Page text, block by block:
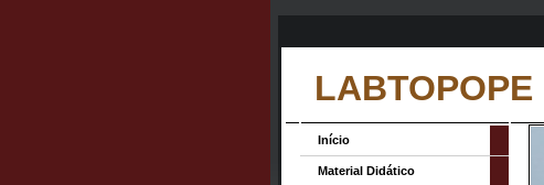
LABTOPOPE
Início
Material Didático